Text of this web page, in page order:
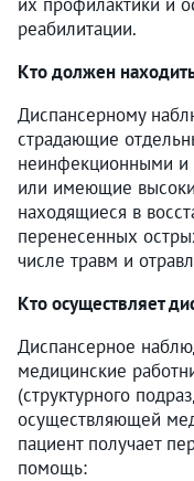
реабилитации.
Кто должен
Диспансерному
страдающие
неинфекционными и
или имеющие
находящиеся в
перенесенных
числе травм и
Кто осуществляет
Диспансерное
медицинские
(структурного
осуществляющей
пациент получает
помощь: